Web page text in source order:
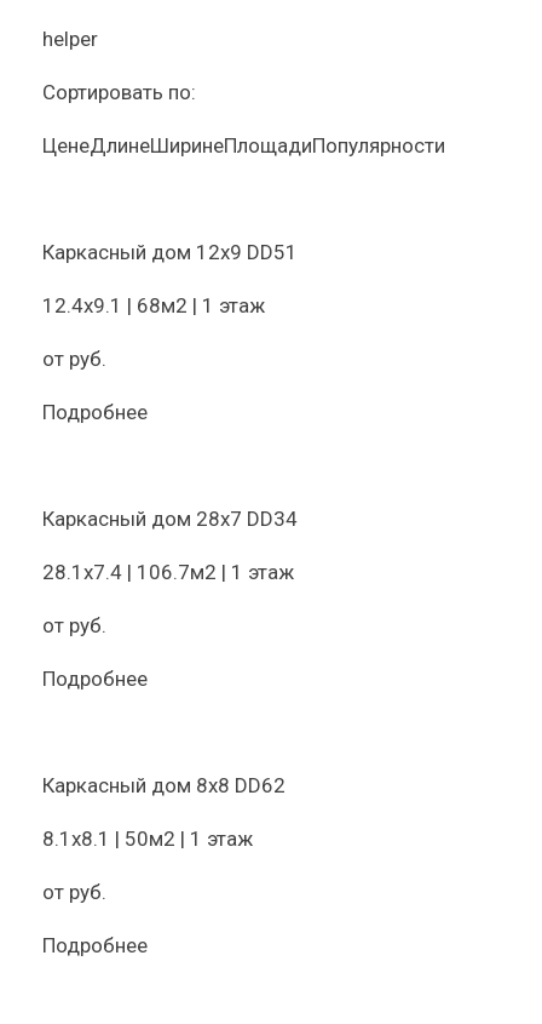
helper
Сортировать по:
ЦенеДлинеШиринеПлощадиПопулярности
Каркасный дом 12х9 DD51
12.4х9.1 | 68м2 | 1 этаж
от руб.
Подробнее
Каркасный дом 28х7 DD34
28.1х7.4 | 106.7м2 | 1 этаж
от руб.
Подробнее
Каркасный дом 8х8 DD62
8.1х8.1 | 50м2 | 1 этаж
от руб.
Подробнее